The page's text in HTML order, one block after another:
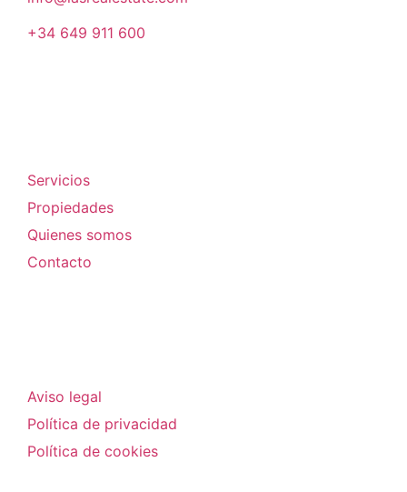
+34 649 911 600
Servicios
Propiedades
Quienes somos
Contacto
Aviso legal
Política de privacidad
Política de cookies